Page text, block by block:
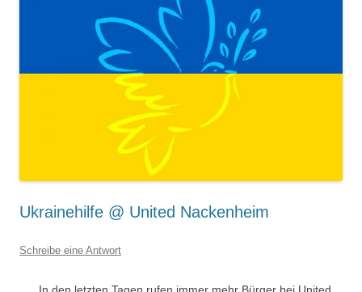
Ukrainehilfe @ United Nackenheim
Schreibe eine Antwort